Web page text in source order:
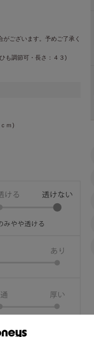
ございます。予めご了承く
も調節可・長さ：４３)
ｍ)